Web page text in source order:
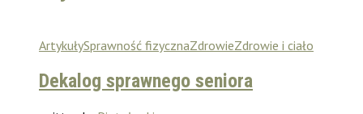
ArtykułySprawność fizycznaZdrowieZdrowie i ciało
Dekalog sprawnego seniora